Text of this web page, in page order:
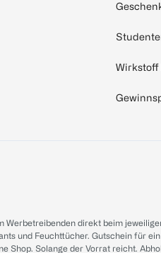
Wirkstoff
Werbetreibenden direkt beim
und Feuchttücher. Gutschein für
Shop. Solange der Vorrat reicht.